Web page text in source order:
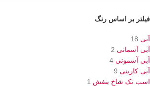
فیلتر بر اساس رنگ
آبی 18
آبی آسمانی 2
آبی آسمونی 4
آبی کاربنی 9
اسب تک شاخ بنفش 1